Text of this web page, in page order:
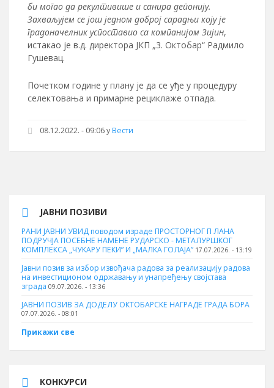
би могао да рекултивише и санира депонију.
Захваљујем се још једном доброј сарадњи коју је
градоначелник успоставио са компанијом Зијин,
истакао је в.д. директора ЈКП „3. Октобар“ Радмило
Гушевац.
Почетком године у плану је да се уђе у процедуру
селектовања и примарне рециклаже отпада.
08.12.2022. - 09:06уВести
ЈАВНИ ПОЗИВИ
РАНИ ЈАВНИ УВИД поводом израде ПРОСТОРНОГ П ЛАНА
ПОДРУЧЈА ПОСЕБНЕ НАМЕНЕ РУДАРСКО - МЕТАЛУРШКОГ
КОМПЛЕКСА „ЧУКАРУ ПЕКИ” И „МАЛКА ГОЛАЈА” 17.07.2026. - 13:19
Јавни позив за избор извођача радова за реализацију радова
на инвестиционом одржавању и унапређењу својстава
зграда 09.07.2026. - 13:36
ЈАВНИ ПОЗИВ ЗА ДОДЕЛУ ОКТOБАРСКЕ НАГРАДЕ ГРАДА БОРА
07.07.2026. - 08:01
Прикажи све
КОНКУРСИ